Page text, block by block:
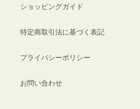
ショッピングガイド
特定商取引法に基づく表記
プライバシーポリシー
お問い合わせ